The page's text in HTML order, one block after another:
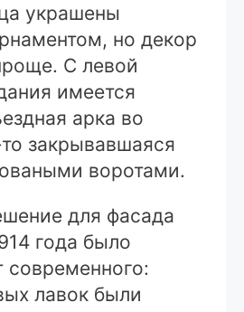
украшены
но декор
С левой
имеется
арка во
закрывавшаяся
воротами.
для фасада
года было
современного:
лавок были